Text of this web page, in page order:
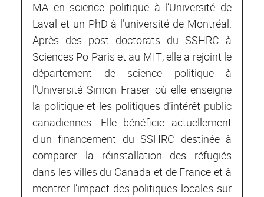
MA en science politique à l’Université de
Laval et un PhD à l’université de Montréal.
Après des post doctorats du SSHRC à
Sciences Po Paris et au MIT, elle a rejoint le
département de science politique à
l’Université Simon Fraser où elle enseigne
la politique et les politiques d’intérêt public
canadiennes. Elle bénéficie actuellement
d'un financement du SSHRC destinée à
comparer la réinstallation des réfugiés
dans les villes du Canada et de France et à
montrer l’impact des politiques locales sur